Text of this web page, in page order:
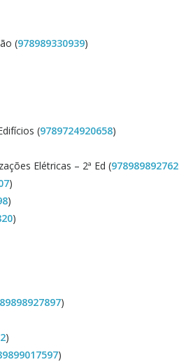
(978989330939)
(9789724920658)
Elétricas – 2ª Ed (
)
)
)
)
)
)